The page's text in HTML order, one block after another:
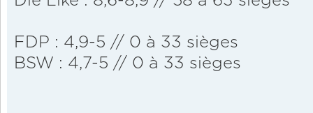
FDP : 4,9-5 // 0 à 33 sièges
BSW : 4,7-5 // 0 à 33 sièges